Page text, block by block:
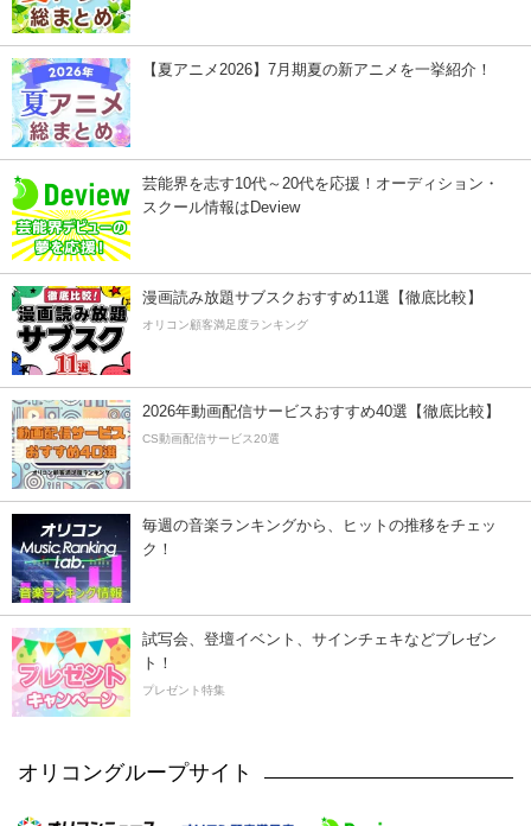
【夏アニメ2026】7月期夏の新アニメを一挙紹介！
芸能界を志す10代～20代を応援！オーディション・
スクール情報はDeview
漫画読み放題サブスクおすすめ11選【徹底比較】
オリコン顧客満足度ランキング
2026年動画配信サービスおすすめ40選【徹底比較】
CS動画配信サービス20選
毎週の音楽ランキングから、ヒットの推移をチェッ
ク！
試写会、登壇イベント、サインチェキなどプレゼン
ト！
プレゼント特集
オリコングループサイト